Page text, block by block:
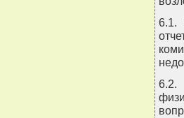
6.1.
6.2.